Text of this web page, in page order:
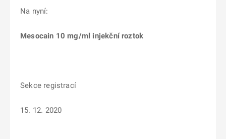
Na nyní:
Mesocain 10 mg/ml injekční roztok
Sekce registrací
15. 12. 2020